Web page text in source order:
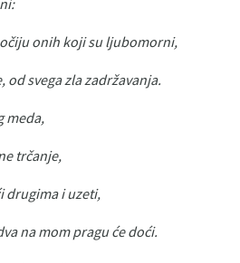
onih koji su ljubomorni,
svega zla zadržavanja.
meda,
trčanje,
drugima i uzeti,
na mom pragu će doći.